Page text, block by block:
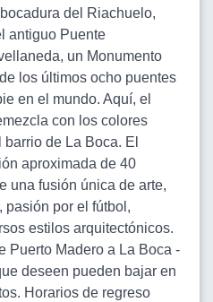
del Riachuelo,
antiguo Puente
un Monumento
los últimos ocho puentes
en el mundo. Aquí, el
con los colores
de La Boca. El
aproximada de 40
una fusión única de arte,
pasión por el fútbol,
estilos arquitectónicos.
Puerto Madero a La Boca -
deseen pueden bajar en
Horarios de regreso